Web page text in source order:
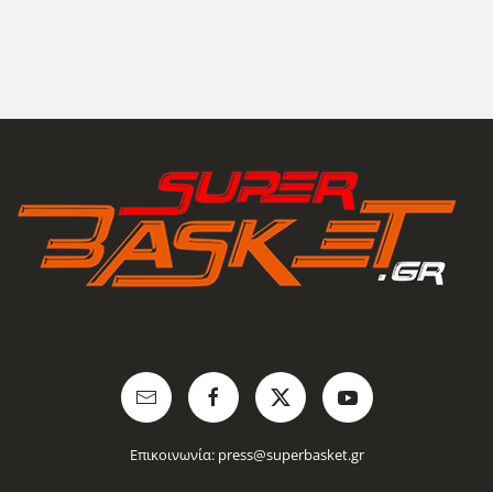
Επικοινωνία: press@superbasket.gr